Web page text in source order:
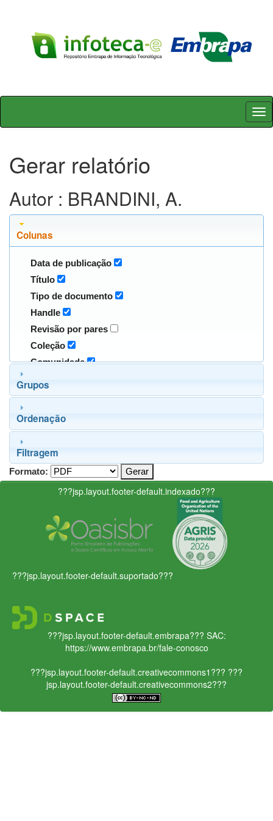
Skip
Gerar relatório
Autor : BRANDINI, A.
Colunas
Data de publicação
Título
Tipo de documento
Handle
Revisão por pares
Coleção
Comunidade
Grupos
Ordenação
Filtragem
Formato:
???jsp.layout.footer-default.indexado???
???jsp.layout.footer-default.suportado???
???jsp.layout.footer-default.embrapa??? SAC:
https://www.embrapa.br/fale-conosco
???jsp.layout.footer-default.creativecommons1??? ???
jsp.layout.footer-default.creativecommons2???